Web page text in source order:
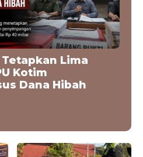
Lima
Kotim
Dana Hibah